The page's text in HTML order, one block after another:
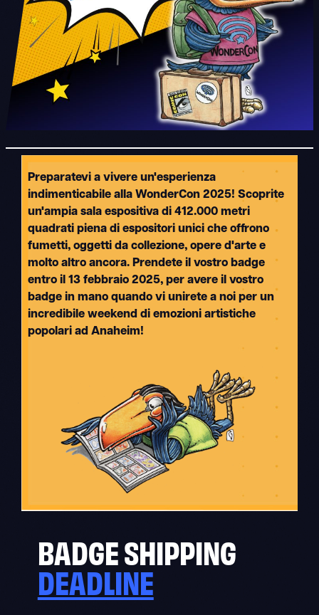
Preparatevi a vivere un'esperienza
indimenticabile alla WonderCon 2025! Scoprite
un'ampia sala espositiva di 412.000 metri
quadrati piena di espositori unici che offrono
fumetti, oggetti da collezione, opere d'arte e
molto altro ancora. Prendete il vostro badge
entro il 13 febbraio 2025, per avere il vostro
badge in mano quando vi unirete a noi per un
incredibile weekend di emozioni artistiche
popolari ad Anaheim!
BADGE SHIPPING
DEADLINE